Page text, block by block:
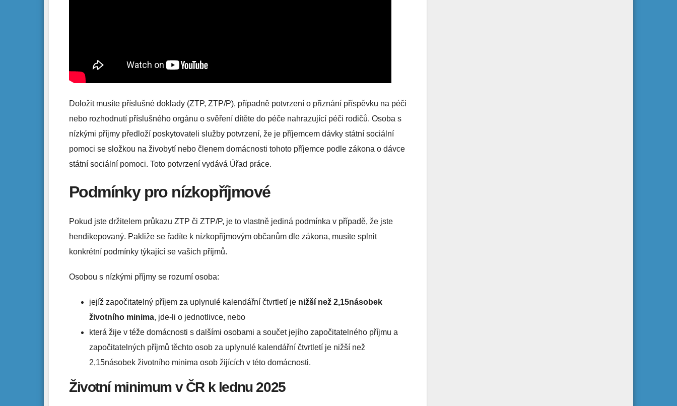
Doložit musíte příslušné doklady (ZTP, ZTP/P), případně potvrzení o přiznání příspěvku na péči
nebo rozhodnutí příslušného orgánu o svěření dítěte do péče nahrazující péči rodičů. Osoba s
nízkými příjmy předloží poskytovateli služby potvrzení, že je příjemcem dávky státní sociální
pomoci se složkou na živobytí nebo členem domácnosti tohoto příjemce podle zákona o dávce
státní sociální pomoci. Toto potvrzení vydává Úřad práce.
Podmínky pro nízkopříjmové
Pokud jste držitelem průkazu ZTP či ZTP/P, je to vlastně jediná podmínka v případě, že jste
hendikepovaný. Pakliže se řadíte k nízkopříjmovým občanům dle zákona, musíte splnit
konkrétní podmínky týkající se vašich příjmů.
Osobou s nízkými příjmy se rozumí osoba:
jejíž započitatelný příjem za uplynulé kalendářní čtvrtletí je nižší než 2,15násobek
životního minima, jde-li o jednotlivce, nebo
která žije v téže domácnosti s dalšími osobami a součet jejího započitatelného příjmu a
započitatelných příjmů těchto osob za uplynulé kalendářní čtvrtletí je nižší než
2,15násobek životního minima osob žijících v této domácnosti.
Životní minimum v ČR k lednu 2025